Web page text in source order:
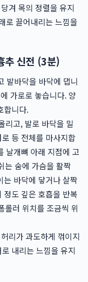
겨 목의 정렬을 유지
로 끌어내리는 느낌을
추 신전 (3분)
발바닥을 바닥에 댑니
가로로 놓습니다. 양
합니다.
리고, 발로 바닥을 밀
등 전체를 마사지합
날개뼈 아래 지점에 고
는 숨에 가슴을 활짝
는 바닥에 닿거나 살짝
정도 깊은 호흡을 반복
롤러 위치를 조금씩 위
리가 과도하게 꺾이지
내리는 느낌을 유지